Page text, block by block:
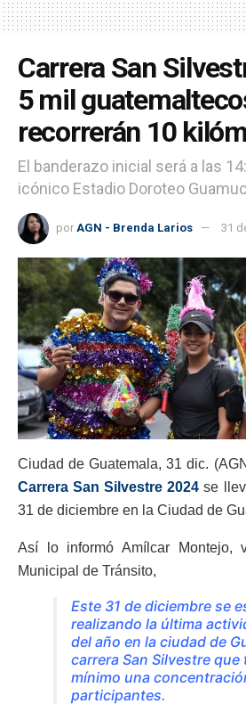
Carrera San
5 mil
recorrerán 10
El banderazo inicial será a las
icónico Estadio Doroteo
por AGN - Brenda Larios 31
Ciudad de Guatemala, 31 dic.
Carrera San Silvestre 2024 se
31 de diciembre en la Ciudad de
Así lo informó Amílcar Montejo,
Municipal de Tránsito,
Este 31 de diciembre se
realizando la última
del año en la ciudad de
carrera San Silvestre que
mínimo una
participantes.